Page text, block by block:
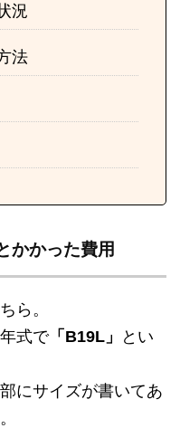
況
法
かかった費用
ら。
式で「B19L」
とい
にサイズが書いてあ